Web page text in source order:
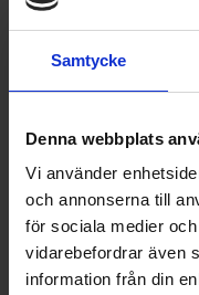
Samtycke
Denna webbplats
Vi använder
och annonserna till
för sociala medier
vidarebefordrar även
information från din